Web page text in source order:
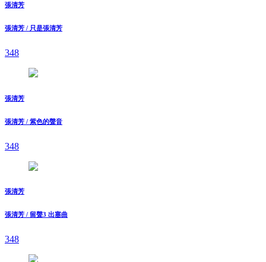
張清芳
張清芳 / 只是張清芳
348
張清芳
張清芳 / 紫色的聲音
348
張清芳
張清芳 / 留聲3 出塞曲
348